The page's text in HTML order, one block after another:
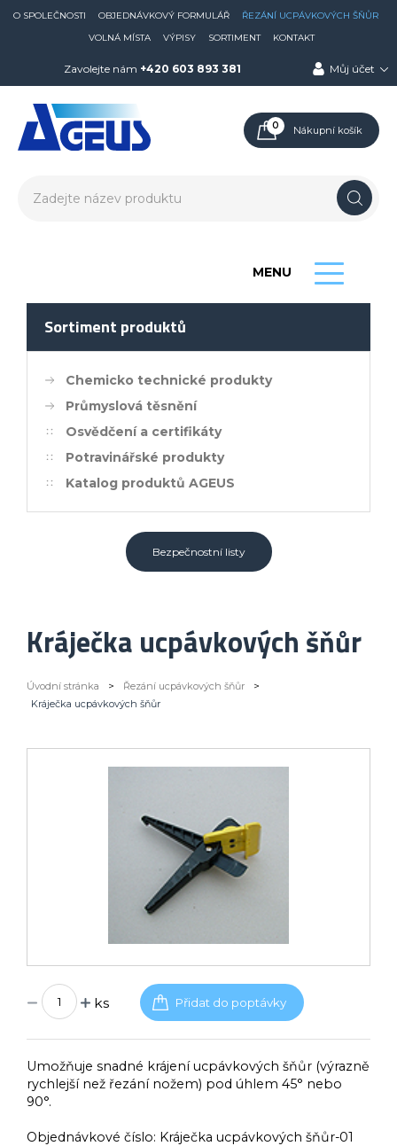
O SPOLEČNOSTI OBJEDNÁVKOVÝ FORMULÁŘ
ŘEZÁNÍ UCPÁVKOVÝCH ŠŇŮR
VOLNÁ MÍSTA
VÝPISY SORTIMENT KONTAKT
Zavolejte nám +420 603 893 381 Můj účet
0 Nákupní košík
MENU
Sortiment produktů
Chemicko technické produkty
Průmyslová těsnění
Osvědčení a certifikáty
Potravinářské produkty
Katalog produktů AGEUS
Bezpečnostní listy
Kráječka ucpávkových šňůr
Úvodní stránka > Řezání ucpávkových šňůr
>
Kráječka ucpávkových šňůr
ks
Umožňuje snadné krájení ucpávkových šňůr (výrazně
rychlejší než řezání nožem) pod úhlem 45° nebo
90°.
Objednávkové číslo: Kráječka ucpávkových šňůr-01